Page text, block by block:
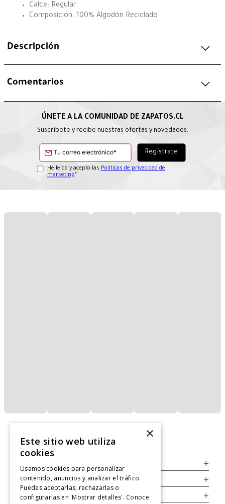
Calce: Regular
Composición: 100% Algodón Reciclado
Descripción
Comentarios
Suscríbete y recibe nuestras ofertas y novedades.
He leído y acepto las Políticas de privacidad de
marketing*
+
Legal +
Cuenta +
×
Este sitio web utiliza
cookies
Usamos cookies para personalizar
contenido, anuncios y analizar el tráfico.
Puedes aceptarlas, rechazarlas o
configurarlas en 'Mostrar detalles'. Conoce